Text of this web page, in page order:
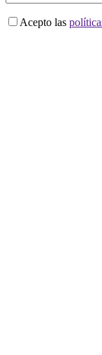
Acepto las